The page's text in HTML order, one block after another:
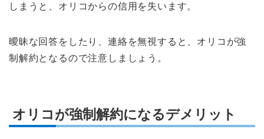
しまうと、オリコからの信用を失います。
曖昧な回答をしたり、連絡を無視すると、オリコが強
制解約となるので注意しましょう。
オリコが強制解約になるデメリット